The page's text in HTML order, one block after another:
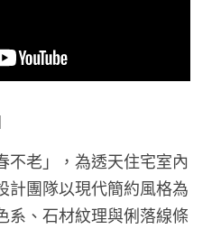
不老」，為透天住宅室內
計團隊以現代簡約風格為
系、石材紋理與俐落線條